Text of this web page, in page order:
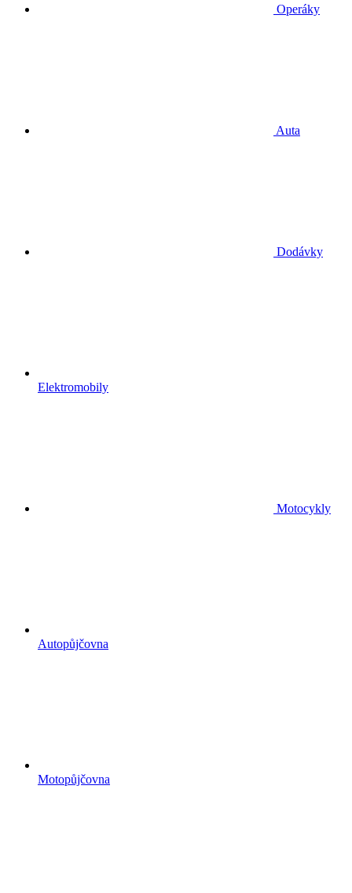
Operáky
Auta
Dodávky
Elektromobily
Motocykly
Autopůjčovna
Motopůjčovna